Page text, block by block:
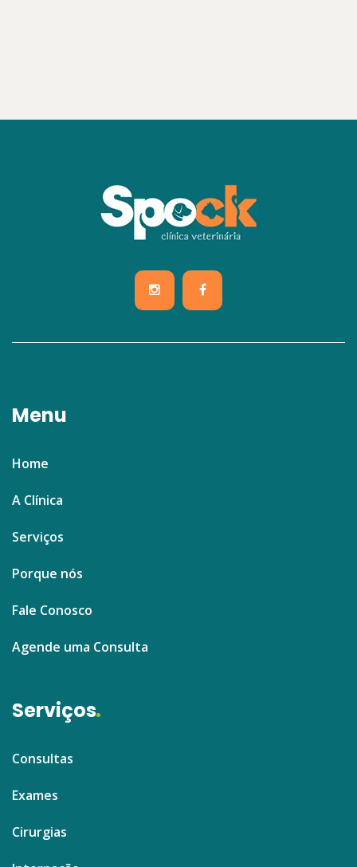
Menu
Home
A Clínica
Serviços
Porque nós
Fale Conosco
Agende uma Consulta
Serviços
Consultas
Exames
Cirurgias